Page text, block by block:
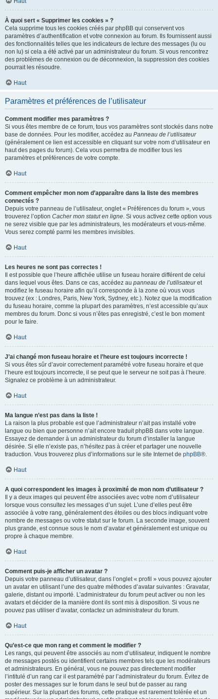
À quoi sert « Supprimer les cookies » ?
Cela supprime tous les cookies créés par phpBB qui conservent vos
paramètres d’authentification et votre connexion au forum. Ils fournissent aussi
des fonctionnalités telles que les indicateurs de lecture des messages (lu ou
non lu) si cela a été activé par un administrateur du forum. Si vous rencontrez
des problèmes de connexion ou de déconnexion, la suppression des cookies
pourrait les résoudre.
Haut
Paramètres et préférences de l’utilisateur
Comment modifier mes paramètres ?
Si vous êtes membre de ce forum, tous vos paramètres sont stockés dans notre
base de données. Pour les modifier, accédez au Panneau de l’utilisateur
(généralement ce lien est accessible en cliquant sur votre nom d’utilisateur en
haut des pages du forum). Cela vous permettra de modifier tous les
paramètres et préférences de votre compte.
Haut
Comment empêcher mon nom d’apparaître dans la liste des membres
connectés ?
Depuis votre panneau de l’utilisateur, onglet « Préférences du forum », vous
trouverez l’option Cacher mon statut en ligne. Si vous activez cette option vous
ne serez visible que par les administrateurs, les modérateurs et vous-même.
Vous serez compté parmi les membres invisibles.
Haut
Les heures ne sont pas correctes !
Il est possible que l’heure affichée utilise un fuseau horaire différent de celui
dans lequel vous êtes. Dans ce cas, accédez au panneau de l’utilisateuret
modifiez le fuseau horaire afin qu’il corresponde à la zone où vous vous
trouvez (ex : Londres, Paris, New York, Sydney, etc.). Notez que la modification
du fuseau horaire, comme la plupart des paramètres, n’est accessible qu’aux
membres du forum. Donc si vous n’êtes pas enregistré, c’est le bon moment
pour le faire.
Haut
J’ai changé mon fuseau horaire et l’heure est toujours incorrecte !
Si vous êtes sûr d’avoir correctement paramétré votre fuseau horaire et que
l’heure est toujours incorrecte, il se peut que le serveur ne soit pas à l’heure.
Signalez ce problème à un administrateur.
Haut
Ma langue n’est pas dans la liste !
La raison la plus probable est que l’administrateur n’ait pas installé votre
langue ou bien que personne n’ait encore traduit phpBB dans votre langue.
Essayez de demander à un administrateur du forum d’installer la langue
désirée. Si elle n’existe pas, n’hésitez pas à créer et partager une nouvelle
traduction. Vous trouverez plus d’informations sur le site Internet de phpBB®.
Haut
A quoi correspondent les images à proximité de mon nom d’utilisateur ?
Il y a deux images qui peuvent être associées avec votre nom d’utilisateur
lorsque vous consultez les messages d’un sujet. L’une d’elles peut être
associée à votre rang, généralement des étoiles ou des blocs indiquant votre
nombre de messages ou votre statut sur le forum. La seconde image, souvent
plus grande, est connue sous le nom d’avatar et généralement est unique ou
propre à chaque membre.
Haut
Comment puis-je afficher un avatar ?
Depuis votre panneau d’utilisateur, dans l’onglet « profil » vous pouvez ajouter
un avatar en utilisant l’une des quatre méthodes d’avatar suivantes : Gravatar,
galerie, distant ou importé. L’administrateur du forum peut activer ou non les
avatars et décider de la manière dont ils sont mis à disposition. Si vous ne
pouvez pas utiliser d’avatar, contactez un administrateur du forum.
Haut
Qu’est-ce que mon rang et comment le modifier ?
Les rangs, qui peuvent être associés au nom d’utilisateur, indiquent le nombre
de messages postés ou identifient certains membres tels que les modérateurs
et administrateurs. En général, vous ne pouvez pas directement modifier
l’intitulé d’un rang car il est paramétré par l’administrateur du forum. Évitez de
poster des messages sur le forum dans le seul but de passer au rang
supérieur. Sur la plupart des forums, cette pratique est rarement tolérée et un